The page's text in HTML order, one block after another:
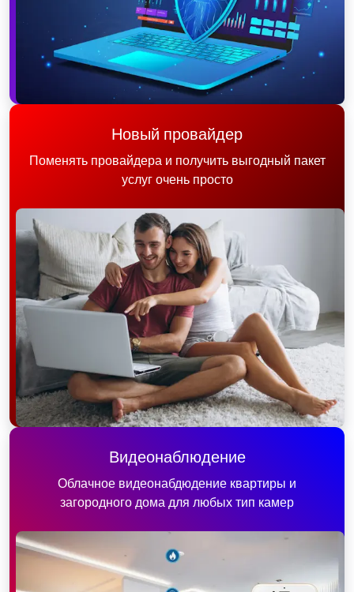
Новый провайдер
Поменять провайдера и получить выгодный пакет
услуг очень просто
Видеонаблюдение
Облачное видеонабдюдение квартиры и
загородного дома для любых тип камер